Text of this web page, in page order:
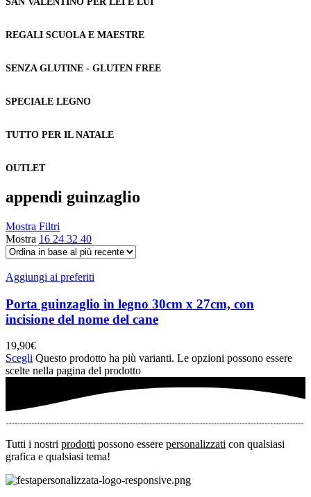
REGALI SCUOLA E MAESTRE
SENZA GLUTINE - GLUTEN FREE
SPECIALE LEGNO
TUTTO PER IL NATALE
OUTLET
appendi guinzaglio
Mostra Filtri
Mostra 16 24 32 40
Aggiungi ai preferiti
Porta guinzaglio in legno 30cm x 27cm, con
incisione del nome del cane
19,90€
Scegli Questo prodotto ha più varianti. Le opzioni possono essere
scelte nella pagina del prodotto
Tutti i nostri prodotti possono essere personalizzati con qualsiasi
grafica e qualsiasi tema!